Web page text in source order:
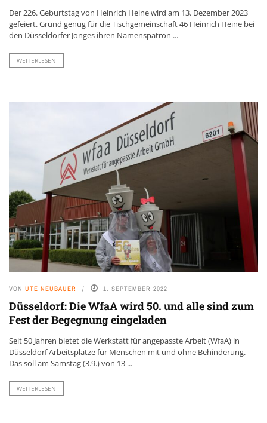
Der 226. Geburtstag von Heinrich Heine wird am 13. Dezember 2023
gefeiert. Grund genug für die Tischgemeinschaft 46 Heinrich Heine bei
den Düsseldorfer Jonges ihren Namenspatron ...
WEITERLESEN
VON UTE NEUBAUER 1. SEPTEMBER 2022
Düsseldorf: Die WfaA wird 50. und alle sind zum
Fest der Begegnung eingeladen
Seit 50 Jahren bietet die Werkstatt für angepasste Arbeit (WfaA) in
Düsseldorf Arbeitsplätze für Menschen mit und ohne Behinderung.
Das soll am Samstag (3.9.) von 13 ...
WEITERLESEN